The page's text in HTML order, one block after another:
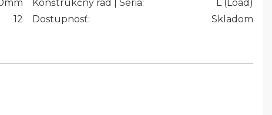
mm
12
Konštrukčný rad | Séria:
L (Load)
Dostupnosť:
Skladom